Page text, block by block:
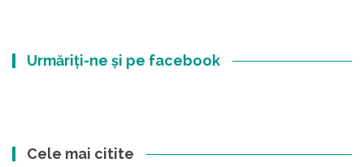
Urmăriți-ne și pe facebook
Cele mai citite